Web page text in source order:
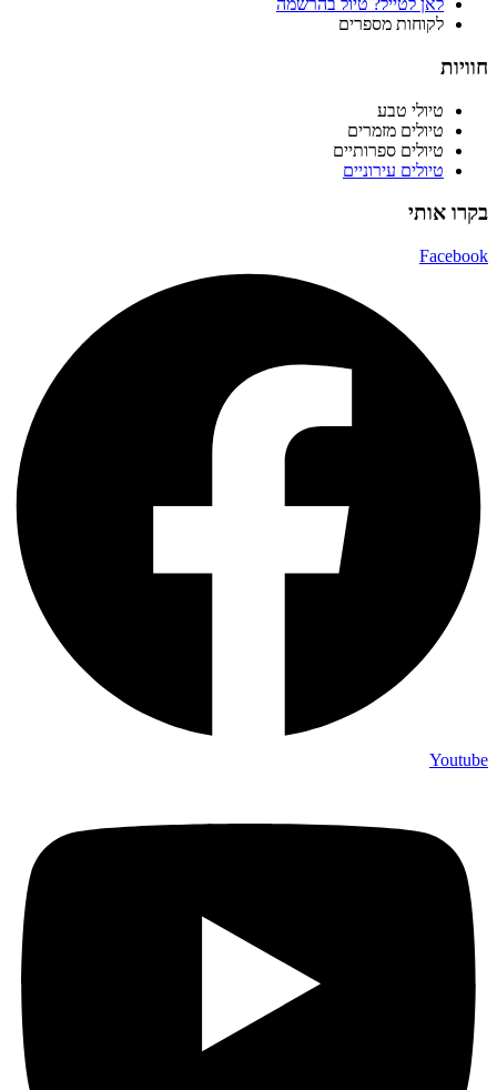
לאן לטייל? טיול בהרשמה
לקוחות מספרים
חוויות
טיולי טבע
טיולים מזמרים
טיולים ספרותיים
טיולים עירוניים
בקרו אותי
Facebook
Youtube